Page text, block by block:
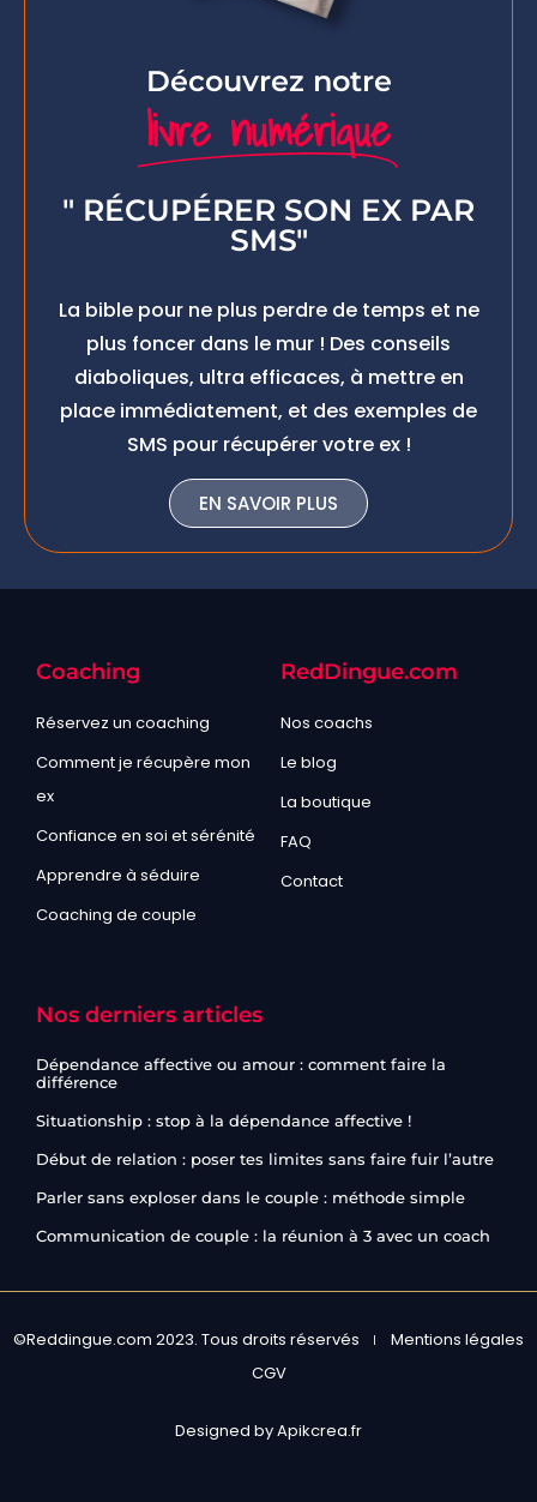
Découvrez notre
livre numérique
" RÉCUPÉRER SON EX PAR
SMS"
La bible pour ne plus perdre de temps et ne
plus foncer dans le mur ! Des conseils
diaboliques, ultra efficaces, à mettre en
place immédiatement, et des exemples de
SMS pour récupérer votre ex !
EN SAVOIR PLUS
Coaching
Réservez un coaching
Comment je récupère mon
ex
Confiance en soi et sérénité
Apprendre à séduire
Coaching de couple
RedDingue.com
Nos coachs
Le blog
La boutique
FAQ
Contact
Nos derniers articles
Dépendance affective ou amour : comment faire la
différence
Situationship : stop à la dépendance affective !
Début de relation : poser tes limites sans faire fuir l’autre
Parler sans exploser dans le couple : méthode simple
Communication de couple : la réunion à 3 avec un coach
©Reddingue.com 2023. Tous droits réservés
Mentions légales
CGV
Designed by Apikcrea.fr